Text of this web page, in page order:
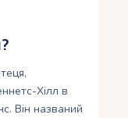
Хілл в
Він названий